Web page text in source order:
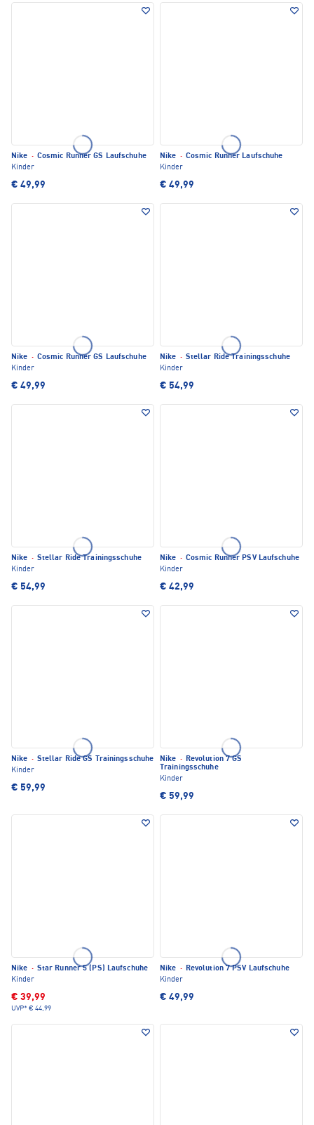
Nike · Cosmic Runner GS Laufschuhe
Kinder
€ 49,99
Nike · Cosmic Runner Laufschuhe
Kinder
€ 49,99
Nike · Cosmic Runner GS Laufschuhe
Kinder
€ 49,99
Nike · Stellar Ride Trainingsschuhe
Kinder
€ 54,99
Nike · Stellar Ride Trainingsschuhe
Kinder
€ 54,99
Nike · Cosmic Runner PSV Laufschuhe
Kinder
€ 42,99
Nike · Stellar Ride GS Trainingsschuhe
Kinder
€ 59,99
Nike · Revolution 7 GS
Trainingsschuhe
Kinder
€ 59,99
Nike · Star Runner 5 (PS) Laufschuhe
Kinder
€ 39,99
UVP* € 44,99
Nike · Revolution 7 PSV Laufschuhe
Kinder
€ 49,99